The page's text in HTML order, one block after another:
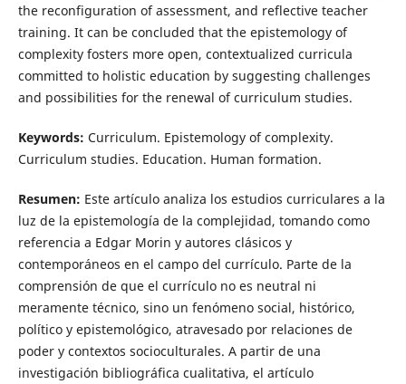
the reconfiguration of assessment, and reflective teacher
training. It can be concluded that the epistemology of
complexity fosters more open, contextualized curricula
committed to holistic education by suggesting challenges
and possibilities for the renewal of curriculum studies.
Keywords: Curriculum. Epistemology of complexity.
Curriculum studies. Education. Human formation.
Resumen: Este artículo analiza los estudios curriculares a la
luz de la epistemología de la complejidad, tomando como
referencia a Edgar Morin y autores clásicos y
contemporáneos en el campo del currículo. Parte de la
comprensión de que el currículo no es neutral ni
meramente técnico, sino un fenómeno social, histórico,
político y epistemológico, atravesado por relaciones de
poder y contextos socioculturales. A partir de una
investigación bibliográfica cualitativa, el artículo